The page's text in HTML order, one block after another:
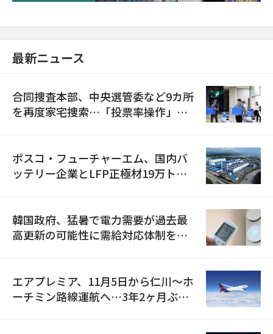
最新ニュース
合同捜査本部、中央選管委など9カ所
を再度家宅捜索…「投票率操作」の
ポスコ・フューチャーエム、国内バ
ッテリー企業とLFP正極材19万トン
韓国政府、猛暑で電力需要が過去最
高更新の可能性に需給対応体制を点
エアプレミア、11月5日から仁川〜ホ
ーチミン路線運航へ…3年2ヶ月ぶり